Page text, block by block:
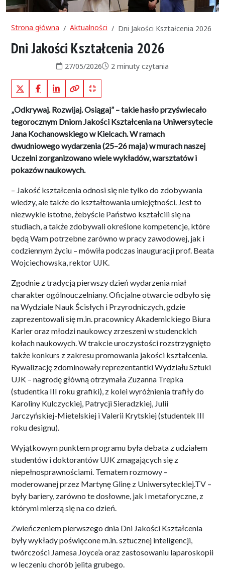
Strona główna Aktualności Dni Jakości Kształcenia 2026
Dni Jakości Kształcenia 2026
Data publikacji:
27/05/2026Czas czytania:
2 minuty czytania
X (Twitter)FacebookLinkedInKopiuj pełny link
Kopiuj krótki link
„Odkrywaj. Rozwijaj. Osiągaj” – takie hasło przyświecało
tegorocznym Dniom Jakości Kształcenia na Uniwersytecie
Jana Kochanowskiego w Kielcach. W ramach
dwudniowego wydarzenia (25–26 maja) w murach naszej
Uczelni zorganizowano wiele wykładów, warsztatów i
pokazów naukowych.
– Jakość kształcenia odnosi się nie tylko do zdobywania
wiedzy, ale także do kształtowania umiejętności. Jest to
niezwykle istotne, żebyście Państwo kształcili się na
studiach, a także zdobywali określone kompetencje, które
będą Wam potrzebne zarówno w pracy zawodowej, jak i
codziennym życiu – mówiła podczas inauguracji prof. Beata
Wojciechowska, rektor UJK.
Zgodnie z tradycją pierwszy dzień wydarzenia miał
charakter ogólnouczelniany. Oficjalne otwarcie odbyło się
na Wydziale Nauk Ścisłych i Przyrodniczych, gdzie
zaprezentowali się m.in. pracownicy Akademickiego Biura
Karier oraz młodzi naukowcy zrzeszeni w studenckich
kołach naukowych. W trakcie uroczystości rozstrzygnięto
także konkurs z zakresu promowania jakości kształcenia.
Rywalizację zdominowały reprezentantki Wydziału Sztuki
UJK – nagrodę główną otrzymała Zuzanna Trepka
(studentka III roku grafiki), z kolei wyróżnienia trafiły do
Karoliny Kulczyckiej, Patrycji Sieradzkiej, Julii
Jarczyńskiej-Mietelskiej i Valerii Krytskiej (studentek III
roku designu).
Wyjątkowym punktem programu była debata z udziałem
studentów i doktorantów UJK zmagających się z
niepełnosprawnościami. Tematem rozmowy –
moderowanej przez Martynę Glinę z Uniwersyteckiej.TV –
były bariery, zarówno te dosłowne, jak i metaforyczne, z
którymi mierzą się na co dzień.
Zwieńczeniem pierwszego dnia Dni Jakości Kształcenia
były wykłady poświęcone m.in. sztucznej inteligencji,
twórczości Jamesa Joyce’a oraz zastosowaniu laparoskopii
w leczeniu chorób jelita grubego.